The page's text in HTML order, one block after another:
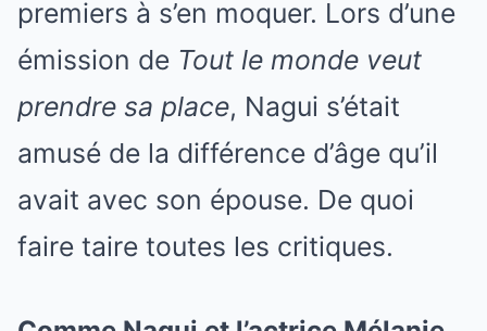
premiers à s’en moquer. Lors d’une
émission de Tout le monde veut
prendre sa place, Nagui s’était
amusé de la différence d’âge qu’il
avait avec son épouse. De quoi
faire taire toutes les critiques.